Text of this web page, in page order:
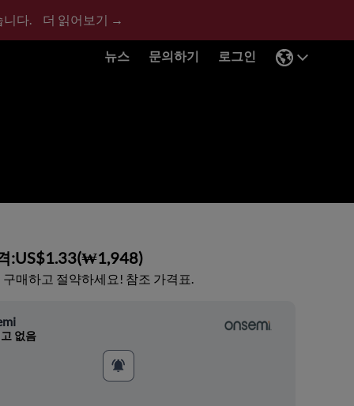
니다. 더 읽어보기 →
뉴스 문의하기 로그인
:US$1.33(₩1,948)
구매하고 절약하세요! 참조 가격표.
없음